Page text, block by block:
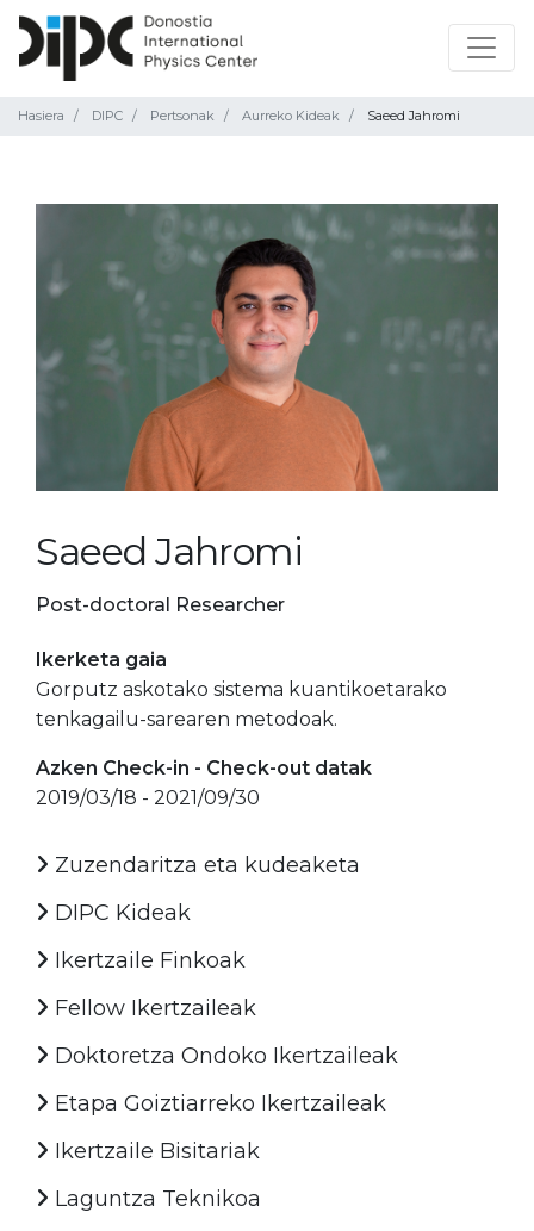
Hasiera DIPC Pertsonak Aurreko Kideak Saeed Jahromi
Saeed Jahromi
Post-doctoral Researcher
Ikerketa gaia
Gorputz askotako sistema kuantikoetarako
tenkagailu-sarearen metodoak.
Azken Check-in - Check-out datak
2019/03/18 - 2021/09/30
Zuzendaritza eta kudeaketa
DIPC Kideak
Ikertzaile Finkoak
Fellow Ikertzaileak
Doktoretza Ondoko Ikertzaileak
Etapa Goiztiarreko Ikertzaileak
Ikertzaile Bisitariak
Laguntza Teknikoa